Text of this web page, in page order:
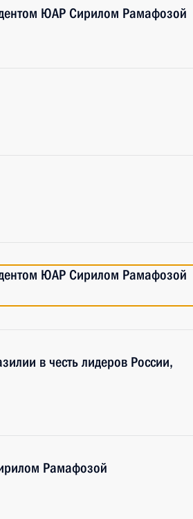
ЮАР Сирилом Рамафозой
ЮАР Сирилом Рамафозой
в честь лидеров России,
Рамафозой